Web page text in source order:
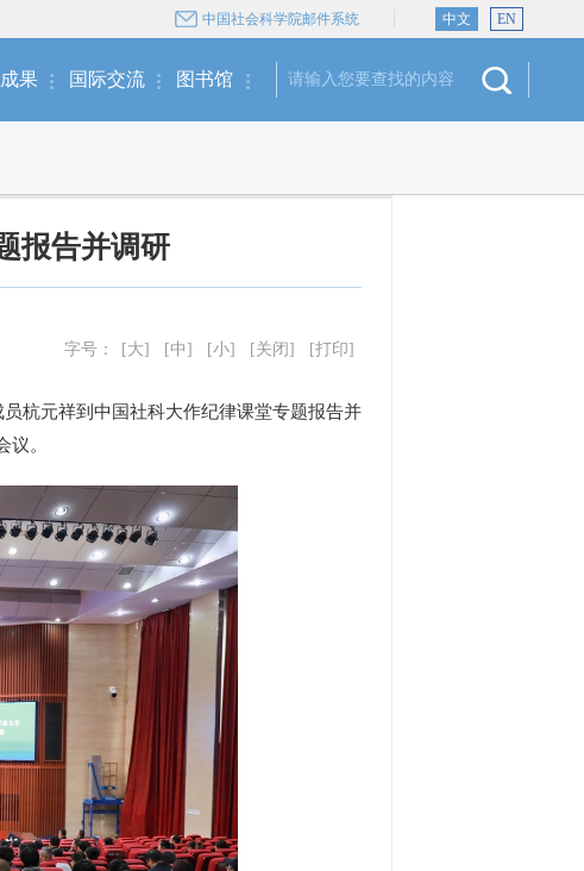
中国社会科学院邮件系统 中文 EN
果 国际交流 图书馆
报告并调研
字号： [大] [中] [小] [关闭] [打印]
杭元祥到中国社科大作纪律课堂专题报告并
。